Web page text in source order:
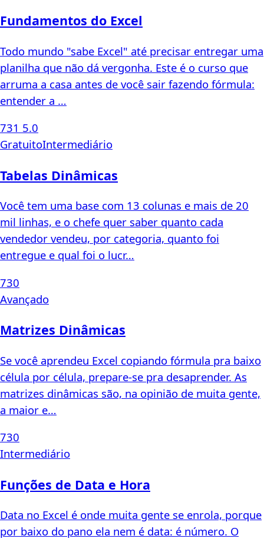
Fundamentos do Excel
Todo mundo "sabe Excel" até precisar entregar uma
planilha que não dá vergonha. Este é o curso que
arruma a casa antes de você sair fazendo fórmula:
entender a …
731 5.0
GratuitoIntermediário
Tabelas Dinâmicas
Você tem uma base com 13 colunas e mais de 20
mil linhas, e o chefe quer saber quanto cada
vendedor vendeu, por categoria, quanto foi
entregue e qual foi o lucr…
730
Avançado
Matrizes Dinâmicas
Se você aprendeu Excel copiando fórmula pra baixo
célula por célula, prepare-se pra desaprender. As
matrizes dinâmicas são, na opinião de muita gente,
a maior e…
730
Intermediário
Funções de Data e Hora
Data no Excel é onde muita gente se enrola, porque
por baixo do pano ela nem é data: é número. O